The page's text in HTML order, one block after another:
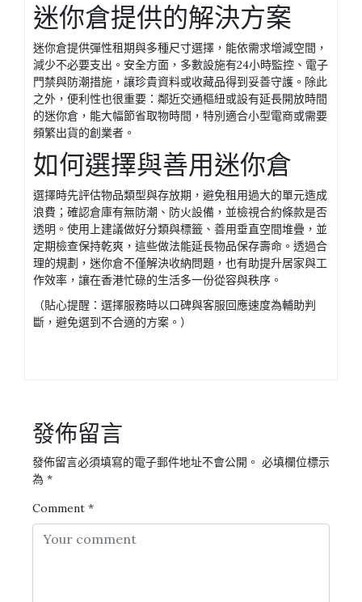
迷你倉提供的解決方案
迷你倉提供彈性租期與多種尺寸選擇，能依需求增減空間，
減少不必要支出。安全方面，多數設施有24小時監控、電子
門禁與防潮措施，讓珍貴資料或收藏品得到妥善守護。除此
之外，便利性也很重要：鄰近交通樞紐或設有延長開放時間
的迷你倉，能大幅節省取物時間，特別適合小型電商或需要
頻繁出貨的創業者。
如何選擇與善用迷你倉
選擇時先評估物品類型與存放期，避免租用過大的單元造成
浪費；確認倉庫有無防潮、防火設備，並檢視合約條款是否
透明。使用上建議做好分類與標籤、善用垂直空間堆疊，並
定期檢查保持乾爽，這些做法能延長物品保存壽命。透過合
理的規劃，迷你倉不僅解決收納問題，也有助提升居家與工
作效率，讓在香港忙碌的生活多一份從容與秩序。
（貼心提醒：選擇服務時以口碑與客服回應速度為輔助判
斷，避免選到不合適的方案。）
發佈留言
發佈留言必須填寫的電子郵件地址不會公開。 必填欄位標示
為 *
Comment *